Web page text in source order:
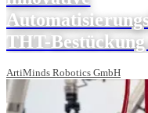
THT-Bestückung
ArtiMinds Robotics GmbH